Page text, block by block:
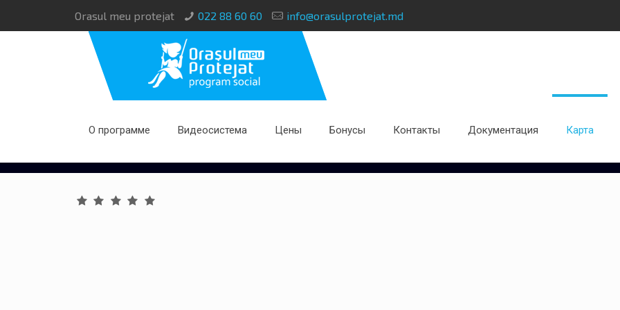
Orasul meu protejat 022 88 60 60 info@orasulprotejat.md
О программе Видеосистема Цены Бонусы Контакты Документация Карта